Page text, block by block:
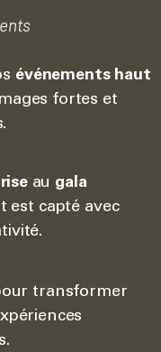
événements haut
fortes et
au gala
est capté avec
transformer